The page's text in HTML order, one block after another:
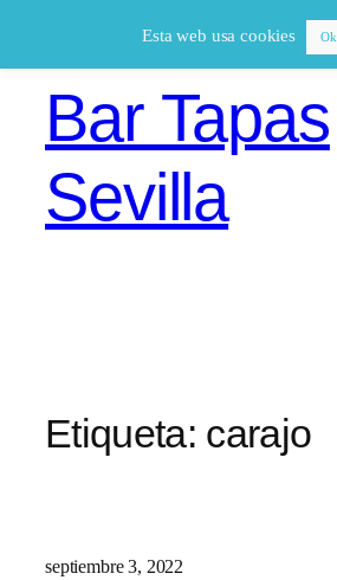
Bar Tapas
Sevilla
Etiqueta: carajo
septiembre 3, 2022
Esta web usa cookies Ok